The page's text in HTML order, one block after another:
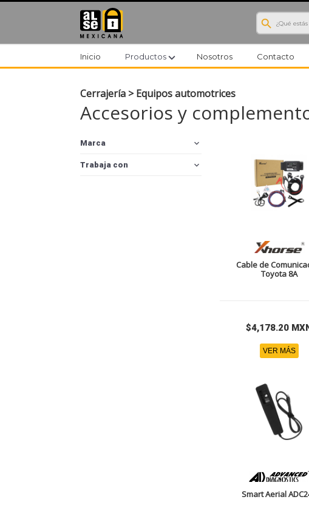
search
Inicio Productosexpand_more Nosotros Contacto
Cerrajería >Equipos automotrices
Accesorios y
Marca expand_more
Trabaja con expand_more
Cable de
Toyota 8A
$4,178.20
VER MÁS
Smart Aerial